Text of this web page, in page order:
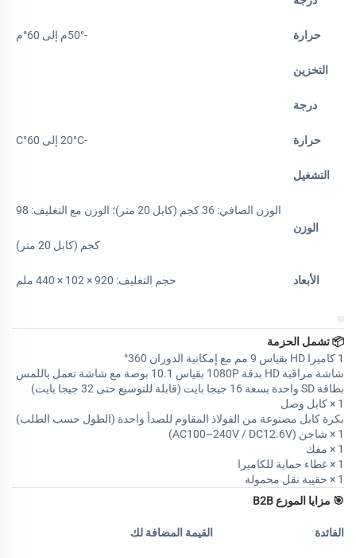
حرارة
التخزين
-50°م إلى 60°م
درجة
حرارة
التشغيل
-20°C إلى 60°C
الوزن
الوزن الصافي: 36 كجم (كابل 20 متر)؛ الوزن مع التغليف: 98
كجم (كابل 20 متر)
الأبعاد حجم التغليف: 920 × 102 × 440 ملم
📦تشمل الحزمة
1 كاميرا HD بقياس 9 مم مع إمكانية الدوران 360°
شاشة مراقبة HD بدقة 1080P بقياس 10.1 بوصة مع شاشة تعمل باللمس
بطاقة SD واحدة بسعة 16 جيجا بايت (قابلة للتوسيع حتى 32 جيجا بايت)
1 × كابل وصل
بكرة كابل مصنوعة من الفولاذ المقاوم للصدأ واحدة (الطول حسب الطلب)
1 × شاحن (AC100–240V / DC12.6V)
1 × مفك
1 × غطاء حماية للكاميرا
1 × حقيبة نقل محمولة
🎯 مزايا الموزع B2B
الفائدة القيمة المضافة لك